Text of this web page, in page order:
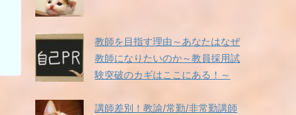
教師を目指す理由～あなたはなぜ
教師になりたいのか～教員採用試
験突破のカギはここにある！～
講師差別！教諭/常勤/非常勤講師